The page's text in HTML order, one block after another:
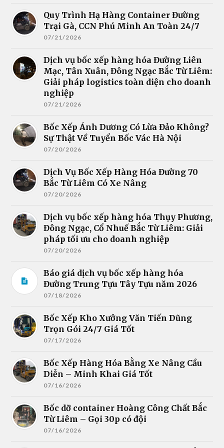
Quy Trình Hạ Hàng Container Đường
Trại Gà, CCN Phú Minh An Toàn 24/7
07/21/2026
Dịch vụ bốc xếp hàng hóa Đường Liên
Mạc, Tân Xuân, Đông Ngạc Bắc Từ Liêm:
Giải pháp logistics toàn diện cho doanh
nghiệp
07/21/2026
Bốc Xếp Ánh Dương Có Lừa Đảo Không?
Sự Thật Về Tuyển Bốc Vác Hà Nội
07/20/2026
Dịch Vụ Bốc Xếp Hàng Hóa Đường 70
Bắc Từ Liêm Có Xe Nâng
07/20/2026
Dịch vụ bốc xếp hàng hóa Thụy Phương,
Đông Ngạc, Cổ Nhuế Bắc Từ Liêm: Giải
pháp tối ưu cho doanh nghiệp
07/20/2026
Báo giá dịch vụ bốc xếp hàng hóa
Đường Trung Tựu Tây Tựu năm 2026
07/18/2026
Bốc Xếp Kho Xưởng Văn Tiến Dũng
Trọn Gói 24/7 Giá Tốt
07/17/2026
Bốc Xếp Hàng Hóa Bằng Xe Nâng Cầu
Diễn – Minh Khai Giá Tốt
07/16/2026
Bốc dỡ container Hoàng Công Chất Bắc
Từ Liêm – Gọi 30p có đội
07/16/2026